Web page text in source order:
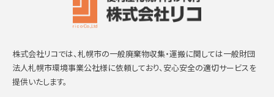
株式会社リコでは、札幌市の一般廃棄物収集・運搬に関しては一般財団
法人札幌市環境事業公社様に依頼しており、安心安全の適切サービスを
提供いたします。